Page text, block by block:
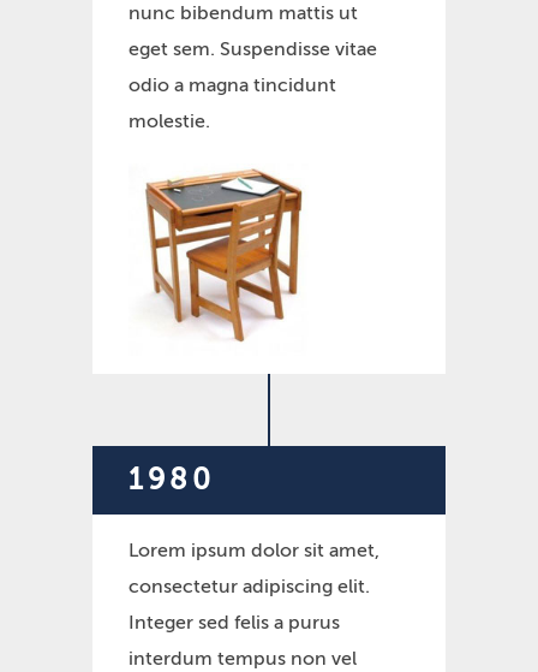
nunc bibendum mattis ut
eget sem. Suspendisse vitae
odio a magna tincidunt
molestie.
1980
Lorem ipsum dolor sit amet,
consectetur adipiscing elit.
Integer sed felis a purus
interdum tempus non vel